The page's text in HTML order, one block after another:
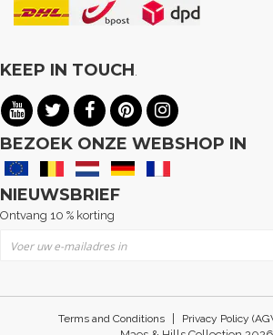
KEEP IN TOUCH
BEZOEK ONZE WEBSHOP IN
NIEUWSBRIEF
Ontvang 10 % korting
Terms and Conditions | Privacy Policy